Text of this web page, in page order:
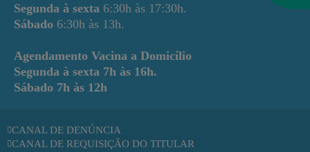
Segunda à sexta 6:30h às 17:30h.
Sábado 6:30h às 13h.
Agendamento Vacina a Domicílio
Segunda à sexta 7h às 16h.
Sábado 7h às 12h
CANAL DE DENÚNCIA
CANAL DE REQUISIÇÃO DO TITULAR